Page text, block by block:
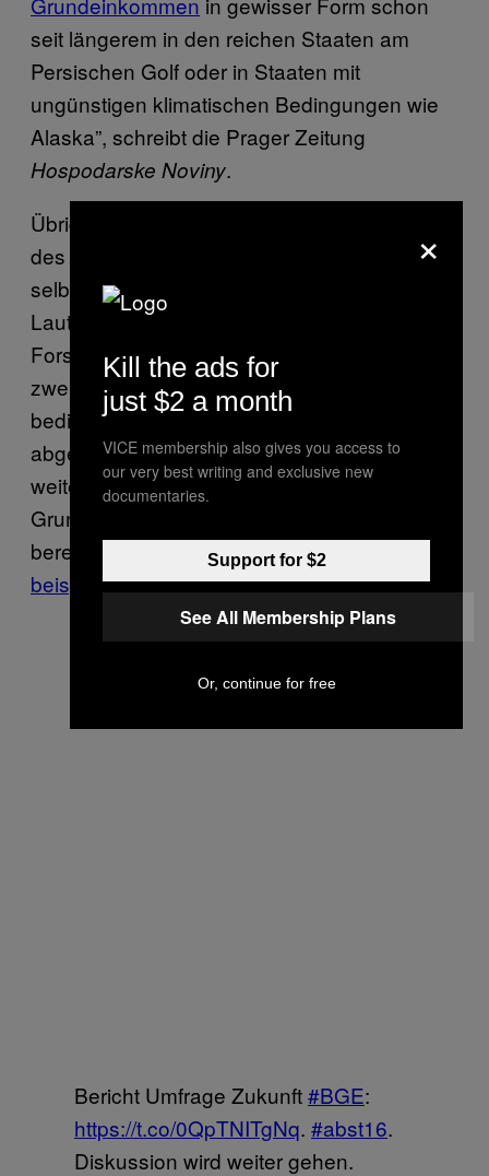
seit längerem in den reichen Staaten am
Persischen Golf oder in Staaten mit
ungünstigen klimatischen Bedingungen wie
Alaska”, schreibt die Prager Zeitung
Hospodarske Noviny.
Übrigens haben die Schweizer zur Zukunft
des bedingungslosen Grundeinkommen
selbst ebenfalls interessante Meinungen:
Laut einer repräsentativen Umfrage des
Forschungsinstituts GFS Bern glauben über
zwei Drittel, dass ein zweites Mal über ein
bedingungsloses Grundeinkommen
abgestimmt wird. 44 Prozent sprechen sich
weiter für Experimente mit dem
Grundeinkommen aus. Aktuell werden solche
bereits
auf kommunaler Ebene lanciert, wie
beispielsweise in Lausanne.
Bericht Umfrage Zukunft#BGE:
https://t.co/0QpTNITgNq. #abst16.
Diskussion wird weiter gehen.
×
Kill the ads for
just $2 a month
VICE membership also gives you access to
our very best writing and exclusive new
documentaries.
Support for $2
See All Membership Plans
Or, continue for free